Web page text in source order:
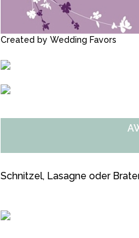
Created by Wedding Favors
Schnitzel, Lasagne oder